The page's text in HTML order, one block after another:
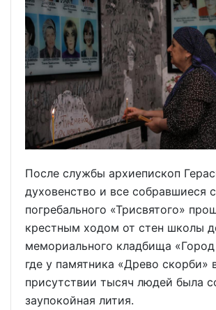
После службы архиепископ
духовенство и все собравшиеся
погребального «Трисвятого»
крестным ходом от стен школы
мемориального кладбища «Город
где у памятника «Древо скорби»
присутствии тысяч людей была
заупокойная лития.